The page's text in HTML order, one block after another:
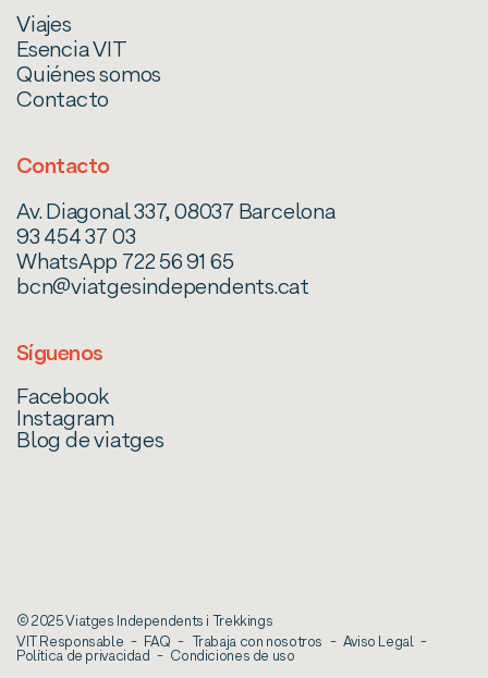
Viajes
Esencia VIT
Quiénes somos
Contacto
Contacto
Av. Diagonal 337, 08037 Barcelona
93 454 37 03
WhatsApp 722 56 91 65
bcn@viatgesindependents.cat
Síguenos
Facebook
Instagram
Blog de viatges
© 2025 Viatges Independents i Trekkings
VIT Responsable
FAQ Trabaja con nosotros Aviso Legal
Política de privacidad Condiciones de uso